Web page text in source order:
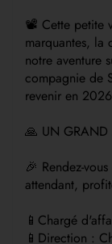
📽️ Cette petite
marquantes, la
notre aventure
compagnie de
revenir en
🙏 UN
🎉 Rendez-
attendant,
📱Chargé
📱Direction :